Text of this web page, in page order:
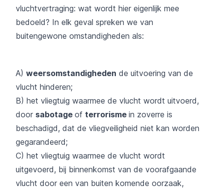
vluchtvertraging: wat wordt hier eigenlijk mee
bedoeld? In elk geval spreken we van
buitengewone omstandigheden als:
A) weersomstandigheden de uitvoering van de
vlucht hinderen;
B) het vliegtuig waarmee de vlucht wordt uitvoerd,
door sabotage of terrorisme in zoverre is
beschadigd, dat de vliegveiligheid niet kan worden
gegarandeerd;
C) het vliegtuig waarmee de vlucht wordt
uitgevoerd, bij binnenkomst van de voorafgaande
vlucht door een van buiten komende oorzaak,